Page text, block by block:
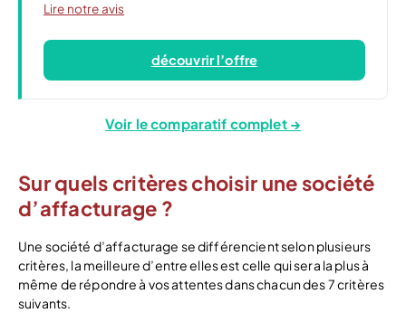
Lire notre avis
découvrir l’offre
Voir le comparatif complet →
Sur quels critères choisir une société
d’affacturage ?
Une société d’affacturage se différencient selon plusieurs
critères, la meilleure d’entre elles est celle qui sera la plus à
même de répondre à vos attentes dans chacun des 7 critères
suivants.